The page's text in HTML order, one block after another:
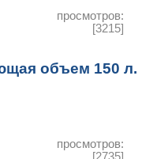
просмотров:
[3215]
объем 150 л.
просмотров: